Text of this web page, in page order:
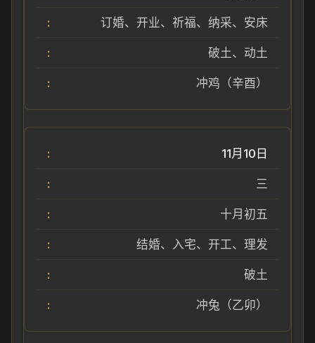
订婚、开业、祈福、纳采、安床
破土、动土
冲鸡（辛酉）
11月10日
三
十月初五
结婚、入宅、开工、理发
破土
冲兔（乙卯）